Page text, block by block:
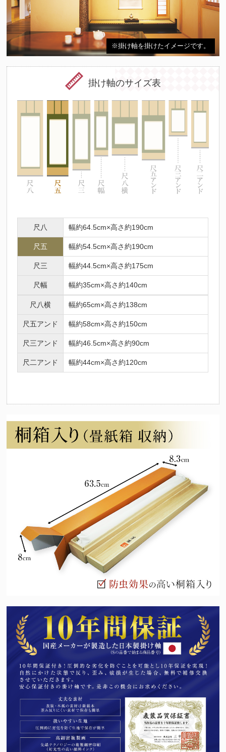
※掛け軸を掛けたイメージです。
掛け軸のサイズ表
尺八 幅約64.5cm×高さ約190cm
尺五 幅約54.5cm×高さ約190cm
尺三 幅約44.5cm×高さ約175cm
尺幅 幅約35cm×高さ約140cm
尺八横 幅約65cm×高さ約138cm
尺五アンド 幅約58cm×高さ約150cm
尺三アンド 幅約46.5cm×高さ約90cm
尺二アンド 幅約44cm×高さ約120cm